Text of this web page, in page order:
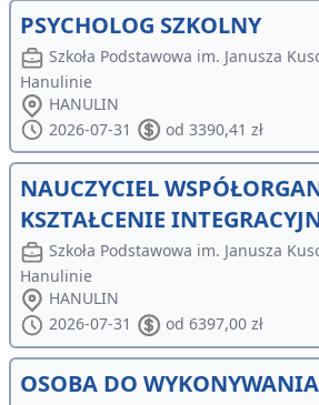
PSYCHOLOG SZKOLNY
Szkoła Podstawowa im. Janusza
Hanulinie
HANULIN
2026-07-31
od 3390,41 zł
NAUCZYCIEL
KSZTAŁCENIE
Szkoła Podstawowa im. Janusza
Hanulinie
HANULIN
2026-07-31
od 6397,00 zł
OSOBA DO